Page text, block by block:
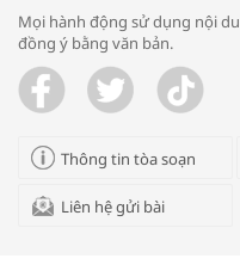
Trao
Mọi hành động sử dụng nội
đồng ý bằng văn bản.
Thông tin tòa soạn
Liên hệ gửi bài